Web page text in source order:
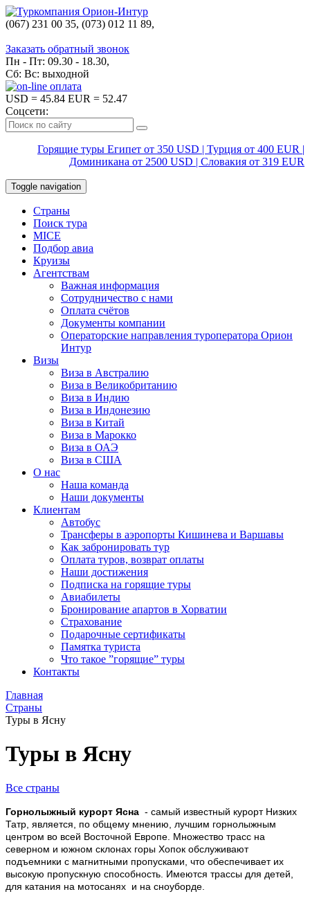
(067) 231 00 35, (073) 012 11 89,
Заказать обратный звонок
Пн - Пт: 09.30 - 18.30,
Сб: Вс: выходной
USD = 45.84 EUR = 52.47
Соцсети:
Горящие туры Египет от 350 USD | Турция от 400 EUR |
Доминикана от 2500 USD | Словакия от 319 EUR
Toggle navigation
Страны
Поиск тура
MICE
Подбор авиа
Круизы
Агентствам
Важная информация
Сотрудничество с нами
Оплата счётов
Документы компании
Операторские направления туроператора Орион
Интур
Визы
Виза в Австралию
Виза в Великобританию
Виза в Индию
Виза в Индонезию
Виза в Китай
Виза в Марокко
Виза в ОАЭ
Виза в США
О нас
Наша команда
Наши документы
Клиентам
Автобус
Трансферы в аэропорты Кишинева и Варшавы
Как забронировать тур
Оплата туров, возврат оплаты
Наши достижения
Подписка на горящие туры
Авиабилеты
Бронирование апартов в Хорватии
Страхование
Подарочные сертификаты
Памятка туриста
Что такое ”горящие” туры
Контакты
Главная
Страны
Туры в Ясну
Туры в Ясну
Все страны
Горнолыжный курорт Ясна - самый известный курорт Низких
Татр, является, по общему мнению, лучшим горнолыжным
центром во всей Восточной Европе. Множество трасс на
северном и южном склонах горы Хопок обслуживают
подъемники с магнитными пропусками, что обеспечивает их
высокую пропускную способность. Имеются трассы для детей,
для катания на мотосанях и на сноуборде.